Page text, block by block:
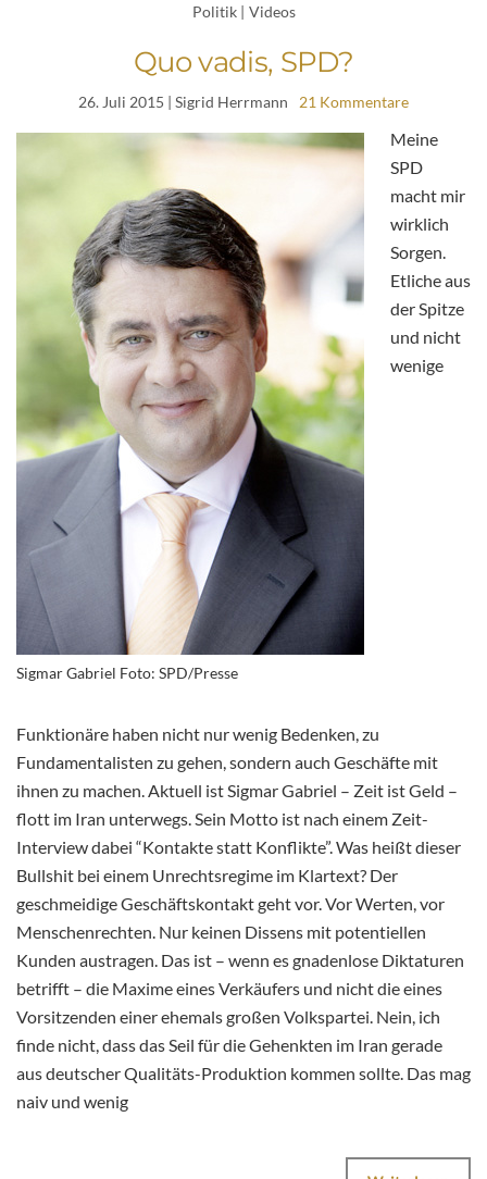
Politik | Videos
Quo vadis, SPD?
26. Juli 2015 | Sigrid Herrmann 21 Kommentare
Sigmar Gabriel Foto: SPD/Presse
Meine
SPD
macht mir
wirklich
Sorgen.
Etliche aus
der Spitze
und nicht
wenige
Funktionäre haben nicht nur wenig Bedenken, zu
Fundamentalisten zu gehen, sondern auch Geschäfte mit
ihnen zu machen. Aktuell ist Sigmar Gabriel – Zeit ist Geld –
flott im Iran unterwegs. Sein Motto ist nach einem Zeit-
Interview dabei “Kontakte statt Konflikte”. Was heißt dieser
Bullshit bei einem Unrechtsregime im Klartext? Der
geschmeidige Geschäftskontakt geht vor. Vor Werten, vor
Menschenrechten. Nur keinen Dissens mit potentiellen
Kunden austragen. Das ist – wenn es gnadenlose Diktaturen
betrifft – die Maxime eines Verkäufers und nicht die eines
Vorsitzenden einer ehemals großen Volkspartei. Nein, ich
finde nicht, dass das Seil für die Gehenkten im Iran gerade
aus deutscher Qualitäts-Produktion kommen sollte. Das mag
naiv und wenig